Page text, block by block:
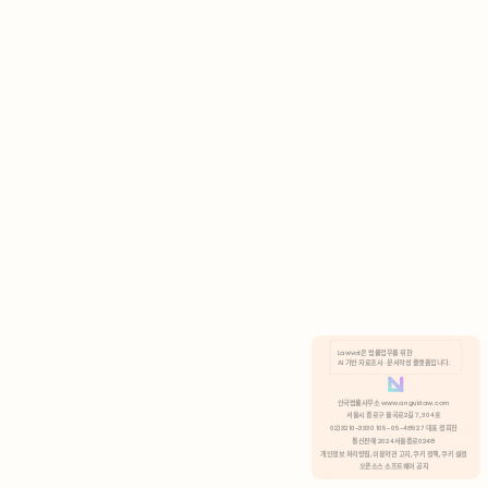
분석 쿠키 허용
Lawvot은 법률업무를 위한
AI 기반 자료조사 · 문서작성 플랫폼입니다.
안국법률사무소 www.anguklaw.com
서울시 종로구 율곡로2길 7, 304호
02)3210-3330 105-05-48527 대표 정희찬
통신판매 2024서울종로0248
개인정보 처리방침, 이용약관 고지, 쿠키 정책, 쿠키 설정
오픈소스 소프트웨어 공지